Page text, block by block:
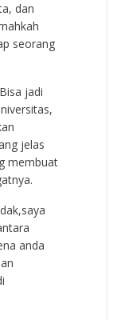
dan
seorang
jadi
jelas
membuat
anda